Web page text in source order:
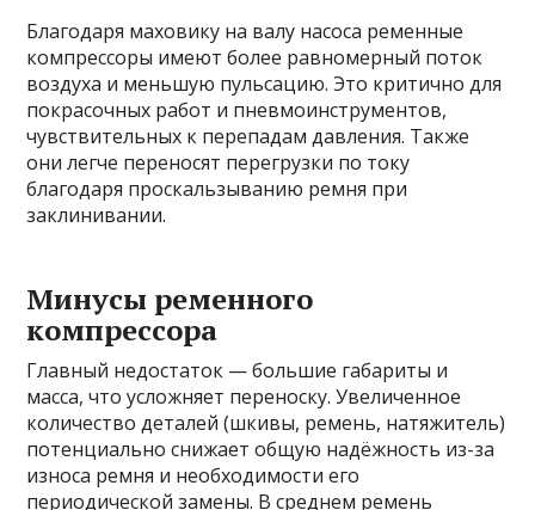
Благодаря маховику на валу насоса ременные
компрессоры имеют более равномерный поток
воздуха и меньшую пульсацию. Это критично для
покрасочных работ и пневмоинструментов,
чувствительных к перепадам давления. Также
они легче переносят перегрузки по току
благодаря проскальзыванию ремня при
заклинивании.
Минусы ременного
компрессора
Главный недостаток — большие габариты и
масса, что усложняет переноску. Увеличенное
количество деталей (шкивы, ремень, натяжитель)
потенциально снижает общую надёжность из-за
износа ремня и необходимости его
периодической замены. В среднем ремень